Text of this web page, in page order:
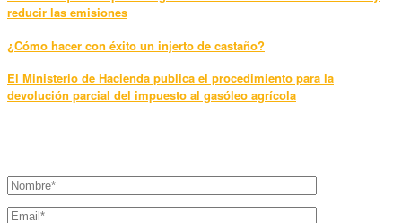
reducir las emisiones
¿Cómo hacer con éxito un injerto de castaño?
El Ministerio de Hacienda publica el procedimiento para la
devolución parcial del impuesto al gasóleo agrícola